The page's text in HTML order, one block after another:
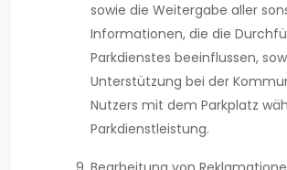
sowie die Weitergabe aller
Informationen, die die
Parkdienstes beeinflussen,
Unterstützung bei der
Nutzers mit dem Parkplatz
Parkdienstleistung.